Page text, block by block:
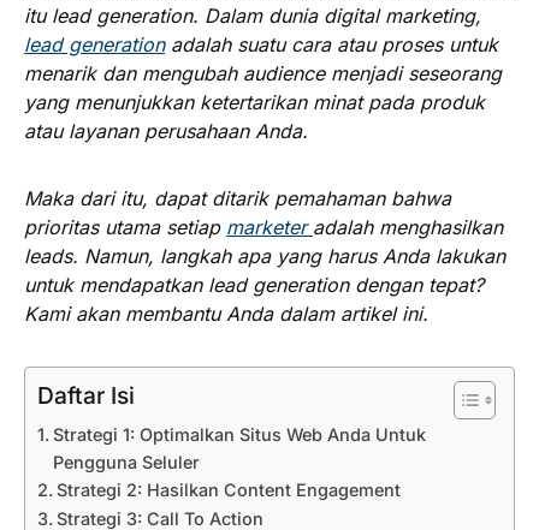
itu lead generation. Dalam dunia digital marketing,
lead generationadalah suatu cara atau proses untuk
menarik dan mengubah audience menjadi seseorang
yang menunjukkan ketertarikan minat pada produk
atau layanan perusahaan Anda.
Maka dari itu, dapat ditarik pemahaman bahwa
prioritas utama setiap marketer adalah menghasilkan
leads. Namun, langkah apa yang harus Anda lakukan
untuk mendapatkan lead generation dengan tepat?
Kami akan membantu Anda dalam artikel ini.
Daftar Isi
Strategi 1: Optimalkan Situs Web Anda Untuk
Pengguna Seluler
Strategi 2: Hasilkan Content Engagement
Strategi 3: Call To Action